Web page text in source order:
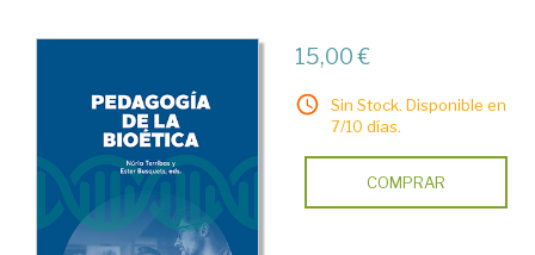
15,00 €
Sin Stock. Disponible en
7/10 días.
COMPRAR